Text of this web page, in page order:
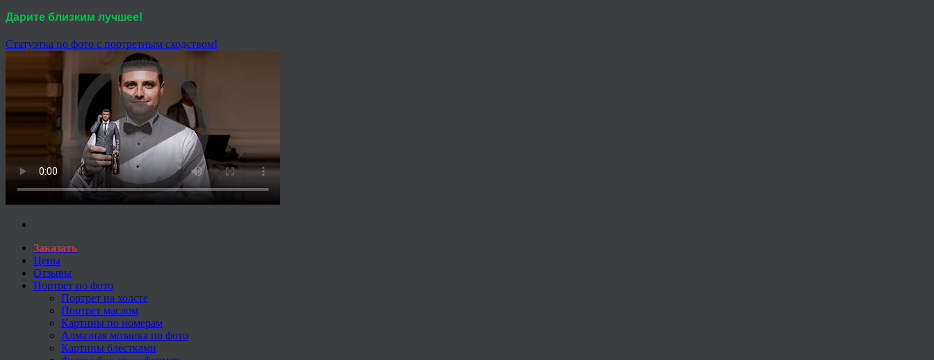
Дарите близким лучшее!
Статуэтка по фото с портретным сходством!
Заказать
Цены
Отзывы
Портрет по фото
Портрет на холсте
Портрет маслом
Картины по номерам
Алмазная мозаика по фото
Картины блестками